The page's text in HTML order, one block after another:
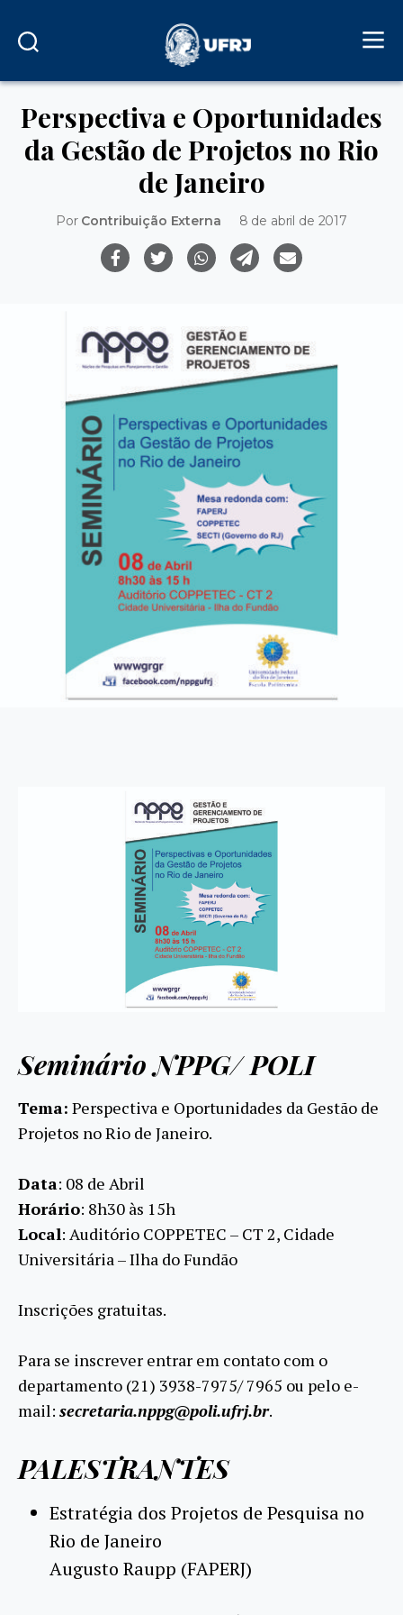
Perspectiva e Oportunidades
da Gestão de Projetos no Rio
de Janeiro
Por Contribuição Externa 8 de abril de 2017
Seminário NPPG/ POLI
Tema: Perspectiva e Oportunidades da Gestão de
Projetos no Rio de Janeiro.
Data: 08 de Abril
Horário: 8h30 às 15h
Local: Auditório COPPETEC – CT 2, Cidade
Universitária – Ilha do Fundão
Inscrições gratuitas.
Para se inscrever entrar em contato com o
departamento (21) 3938-7975/ 7965 ou pelo e-
mail: secretaria.nppg@poli.ufrj.br.
PALESTRANTES
Estratégia dos Projetos de Pesquisa no
Rio de Janeiro
Augusto Raupp (FAPERJ)